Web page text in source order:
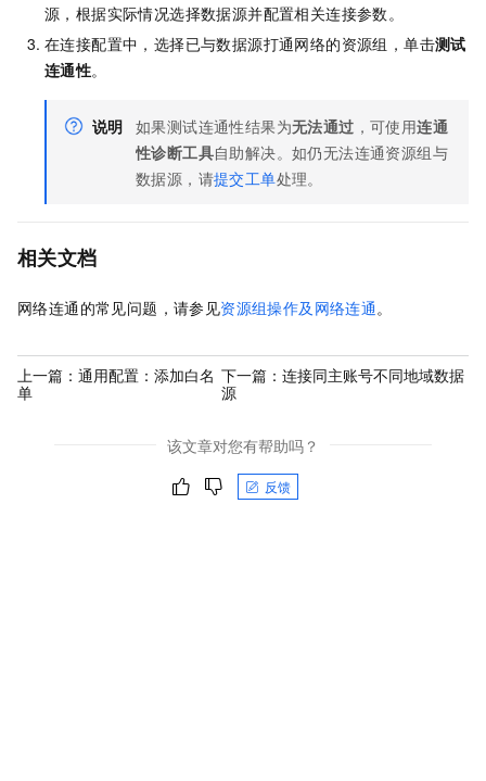
源，根据实际情况选择数据源并配置相关连接参数。
在连接配置中，选择已与数据源打通网络的资源组，单击测试
连通性。
说明 如果测试连通性结果为无法通过 ，可使用连通
性诊断工具自助解决。如仍无法连通资源组与
数据源，请提交工单处理。
相关文档
网络连通的常见问题，请参见资源组操作及网络连通 。
上一篇： 通用配置：添加白名
单
下一篇： 连接同主账号不同地域数据
源
该文章对您有帮助吗？
反馈